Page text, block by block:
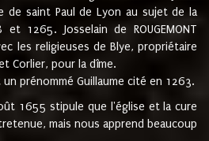
de saint Paul de Lyon au sujet de la
1265. Josselain de ROUGEMONT
les religieuses de Blye, propriétaire
Corlier, pour la dîme.
prénommé Guillaume cité en 1263.
1655 stipule que l'église et la cure
mais nous apprend beaucoup